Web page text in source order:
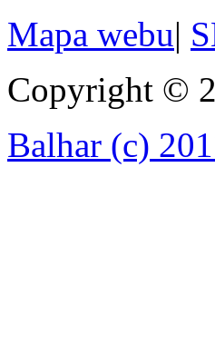
Mapa webu|
Copyright ©
Balhar (c)